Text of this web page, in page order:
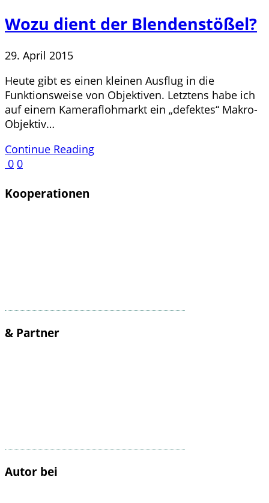
Wozu dient der Blendenstößel?
29. April 2015
Heute gibt es einen kleinen Ausflug in die
Funktionsweise von Objektiven. Letztens habe ich
auf einem Kameraflohmarkt ein „defektes“ Makro-
Objektiv…
Continue Reading
0 0
Kooperationen
& Partner
Autor bei